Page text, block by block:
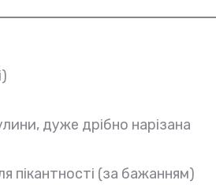
дуже дрібно нарізана
пікантності (за бажанням)